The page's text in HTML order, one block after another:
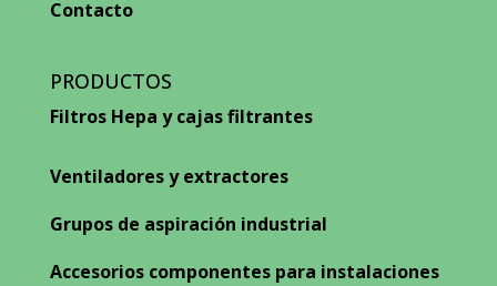
Contacto
PRODUCTOS
Filtros Hepa y cajas filtrantes
Ventiladores y extractores
Grupos de aspiración industrial
Accesorios componentes para instalaciones